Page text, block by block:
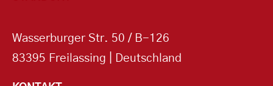
Wasserburger Str. 50 / B-126
83395 Freilassing | Deutschland